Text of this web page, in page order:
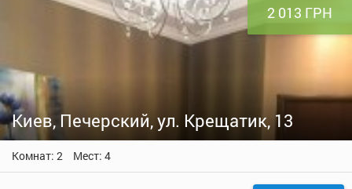
2 013 ГРН
Киев, Печерский, ул. Крещатик, 13
Комнат: 2 Мест: 4